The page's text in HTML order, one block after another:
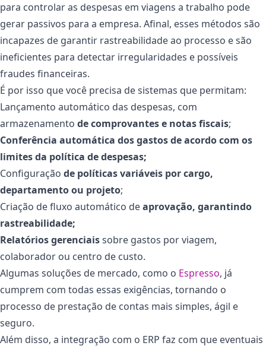
para controlar as despesas em viagens a trabalho pode
gerar passivos para a empresa. Afinal, esses métodos são
incapazes de garantir rastreabilidade ao processo e são
ineficientes para detectar irregularidades e possíveis
fraudes financeiras.
É por isso que você precisa de sistemas que permitam:
Lançamento automático das despesas, com
armazenamento de comprovantes e notas fiscais;
Conferência automática dos gastos de acordo com os
limites da política de despesas;
Configuração de políticas variáveis por cargo,
departamento ou projeto;
Criação de fluxo automático deaprovação, garantindo
rastreabilidade;
Relatórios gerenciaissobre gastos por viagem,
colaborador ou centro de custo.
Algumas soluções de mercado, como o Espresso, já
cumprem com todas essas exigências, tornando o
processo de prestação de contas mais simples, ágil e
seguro.
Além disso, a integração com o ERP faz com que eventuais